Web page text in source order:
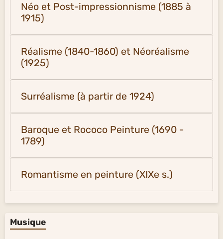
Néo et Post-impressionnisme (1885 à
1915)
Réalisme (1840-1860) et Néoréalisme
(1925)
Surréalisme (à partir de 1924)
Baroque et Rococo Peinture (1690 -
1789)
Romantisme en peinture (XIXe s.)
Musique